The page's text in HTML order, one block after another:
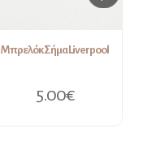
Μπρελόκ Σήμα Liverpool
5.00€